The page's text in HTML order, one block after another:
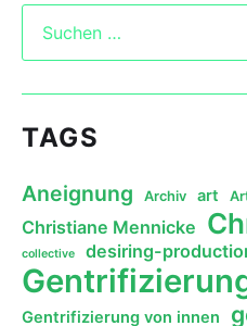
TAGS
Aneignung Archiv art
Christiane Mennicke
collective desiring-
Gentrifizierung von innen